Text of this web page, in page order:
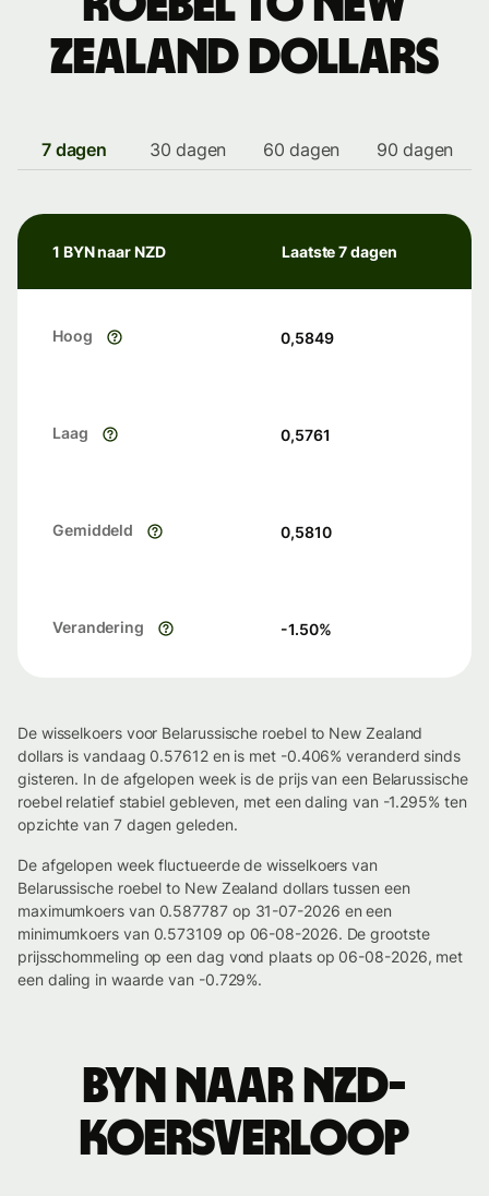
Zealand dollars
7 dagen 30 dagen 60 dagen 90 dagen
1 BYN naar NZD Laatste 7 dagen
Hoog 0,5849
Laag 0,5761
Gemiddeld 0,5810
Verandering -1.50%
De wisselkoers voor Belarussische roebel to New Zealand
dollars is vandaag 0.57612 en is met -0.406% veranderd sinds
gisteren. In de afgelopen week is de prijs van een Belarussische
roebel relatief stabiel gebleven, met een daling van -1.295% ten
opzichte van 7 dagen geleden.
De afgelopen week fluctueerde de wisselkoers van
Belarussische roebel to New Zealand dollars tussen een
maximumkoers van 0.587787 op 31-07-2026 en een
minimumkoers van 0.573109 op 06-08-2026. De grootste
prijsschommeling op een dag vond plaats op 06-08-2026, met
een daling in waarde van -0.729%.
BYN naar NZD-
koersverloop